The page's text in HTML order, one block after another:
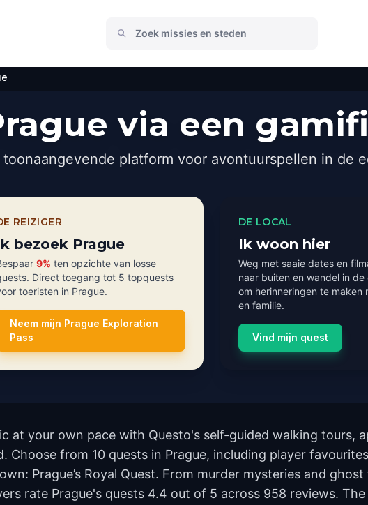
via een
toonaangevende platform voor avontuurspellen in de
REIZIGER
bezoek Prague
9% ten opzichte van losse
Direct toegang tot 5 topquests
toeristen in Prague.
Neem mijn Prague Exploration
Pass
DE LOCAL
Ik woon hier
Weg met saaie dates en
naar buiten en wandel in
om herinneringen te maken
en familie.
Vind mijn quest
at your own pace with Questo's self-guided walking tours,
Choose from 10 quests in Prague, including player
Prague’s Royal Quest. From murder mysteries and
rate Prague's quests 4.4 out of 5 across 958 reviews.